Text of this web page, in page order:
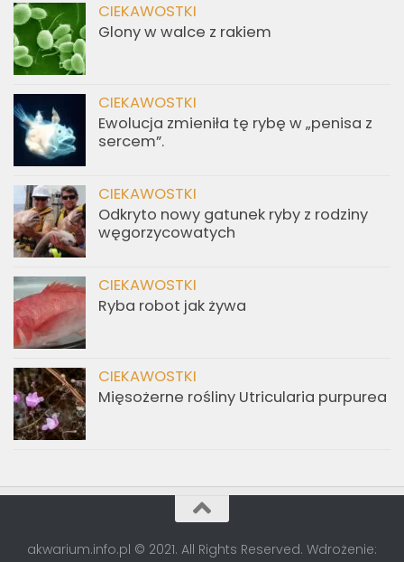
CIEKAWOSTKI
Glony w walce z rakiem
CIEKAWOSTKI
Ewolucja zmieniła tę rybę w „penisa z
sercem”.
CIEKAWOSTKI
Odkryto nowy gatunek ryby z rodziny
węgorzycowatych
CIEKAWOSTKI
Ryba robot jak żywa
CIEKAWOSTKI
Mięsożerne rośliny Utricularia purpurea
akwarium.info.pl © 2021. All Rights Reserved. Wdrożenie: